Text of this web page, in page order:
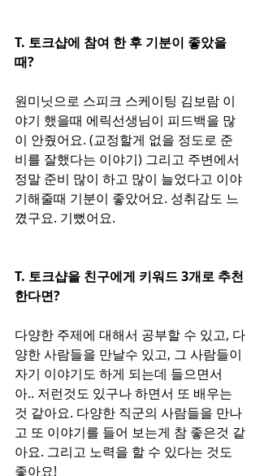
T. 토크샵에 참여 한 후 기분이 좋았을
때?
원미닛으로 스피크 스케이팅 김보람 이
야기 했을때 에릭선생님이 피드백을 많
이 안줬어요. (교정할게 없을 정도로 준
비를 잘했다는 이야기) 그리고 주변에서
정말 준비 많이 하고 많이 늘었다고 이야
기해줄때 기분이 좋았어요. 성취감도 느
꼈구요. 기뻤어요.
T. 토크샵을 친구에게 키워드 3개로 추천
한다면?
다양한 주제에 대해서 공부할 수 있고, 다
양한 사람들을 만날수 있고, 그 사람들이
자기 이야기도 하게 되는데 들으면서
아.. 저런것도 있구나 하면서 또 배우는
것 같아요. 다양한 직군의 사람들을 만나
고 또 이야기를 들어 보는게 참 좋은것 같
아요. 그리고 노력을 할 수 있다는 것도
좋아요!